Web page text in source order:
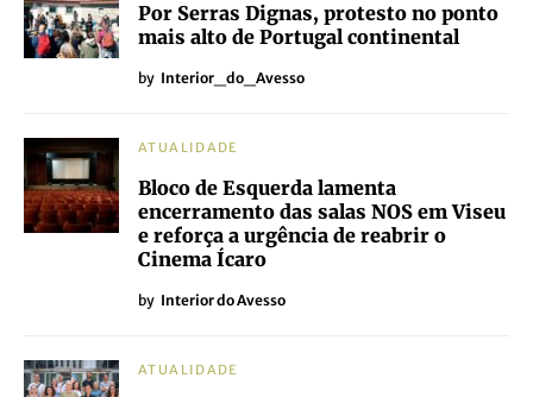
Por Serras Dignas, protesto no ponto
mais alto de Portugal continental
by Interior_do_Avesso
ATUALIDADE
Bloco de Esquerda lamenta
encerramento das salas NOS em Viseu
e reforça a urgência de reabrir o
Cinema Ícaro
by Interior do Avesso
ATUALIDADE